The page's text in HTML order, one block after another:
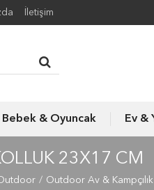
İletişim
Bebek & Oyuncak Ev &
23X17 CM
Outdoor Av & Kampçılık